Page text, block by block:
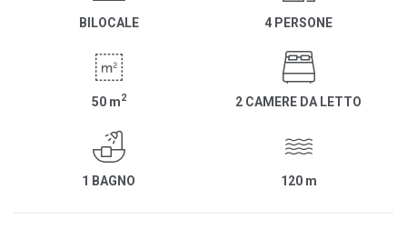
BILOCALE 4 PERSONE
50 m2 2 CAMERE DA LETTO
1 BAGNO 120 m